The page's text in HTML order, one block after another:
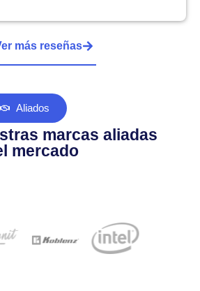
más reseñas
Aliados
marcas aliadas
mercado